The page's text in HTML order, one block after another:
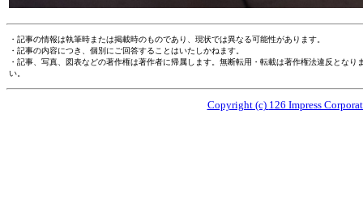
・記事の情報は執筆時または掲載時のものであり、現状では異なる可能性があります。
・記事の内容につき、個別にご回答することはいたしかねます。
・記事、写真、図表などの著作権は著作者に帰属します。無断転用・転載は著作権法違反とな
い。
Copyright (c) 126 Impress